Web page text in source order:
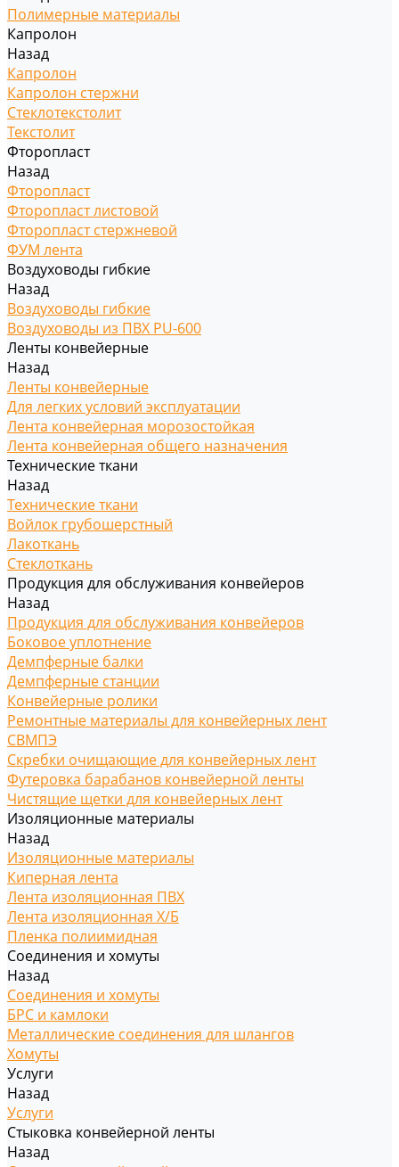
Полимерные материалы
Капролон
Назад
Капролон
Капролон стержни
Стеклотекстолит
Текстолит
Фторопласт
Назад
Фторопласт
Фторопласт листовой
Фторопласт стержневой
ФУМ лента
Воздуховоды гибкие
Назад
Воздуховоды гибкие
Воздуховоды из ПВХ PU-600
Ленты конвейерные
Назад
Ленты конвейерные
Для легких условий эксплуатации
Лента конвейерная морозостойкая
Лента конвейерная общего назначения
Технические ткани
Назад
Технические ткани
Войлок грубошерстный
Лакоткань
Стеклоткань
Продукция для обслуживания конвейеров
Назад
Продукция для обслуживания конвейеров
Боковое уплотнение
Демпферные балки
Демпферные станции
Конвейерные ролики
Ремонтные материалы для конвейерных лент
СВМПЭ
Скребки очищающие для конвейерных лент
Футеровка барабанов конвейерной ленты
Чистящие щетки для конвейерных лент
Изоляционные материалы
Назад
Изоляционные материалы
Киперная лента
Лента изоляционная ПВХ
Лента изоляционная Х/Б
Пленка полиимидная
Соединения и хомуты
Назад
Соединения и хомуты
БРС и камлоки
Металлические соединения для шлангов
Хомуты
Услуги
Назад
Услуги
Стыковка конвейерной ленты
Назад